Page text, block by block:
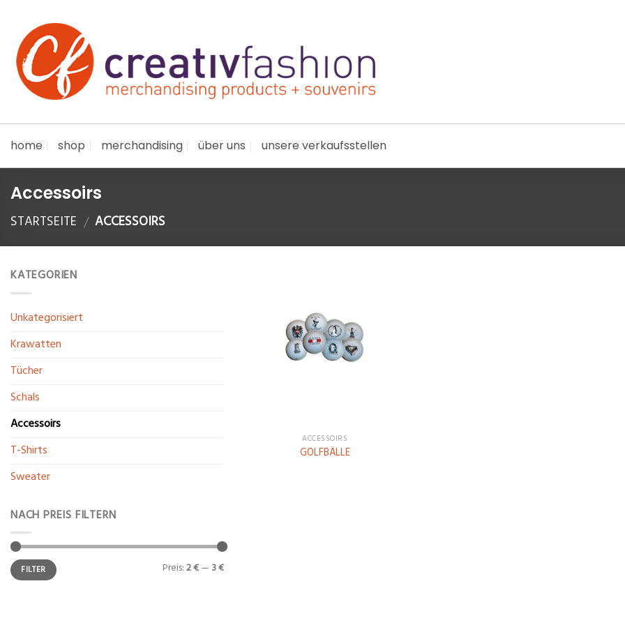
content
home shop merchandising über uns unsere verkaufsstellen
Accessoirs
STARTSEITE / ACCESSOIRS
KATEGORIEN
Unkategorisiert
Krawatten
Tücher
Schals
Accessoirs
T-Shirts
Sweater
NACH PREIS FILTERN
FILTER Preis:2 €— 3 €
hinzufügen
ACCESSOIRS
GOLFBÄLLE